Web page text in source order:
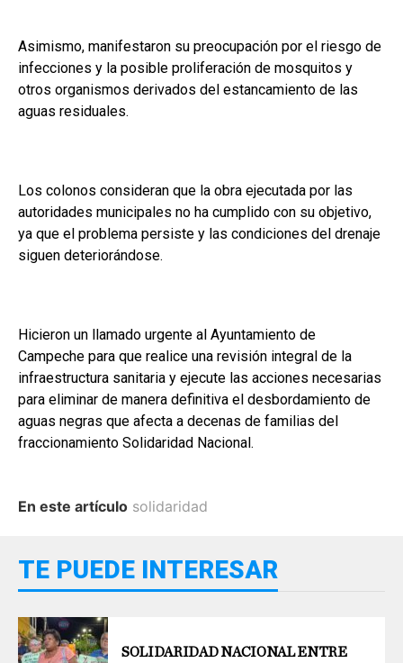
Asimismo, manifestaron su preocupación por el riesgo de
infecciones y la posible proliferación de mosquitos y
otros organismos derivados del estancamiento de las
aguas residuales.
Los colonos consideran que la obra ejecutada por las
autoridades municipales no ha cumplido con su objetivo,
ya que el problema persiste y las condiciones del drenaje
siguen deteriorándose.
Hicieron un llamado urgente al Ayuntamiento de
Campeche para que realice una revisión integral de la
infraestructura sanitaria y ejecute las acciones necesarias
para eliminar de manera definitiva el desbordamiento de
aguas negras que afecta a decenas de familias del
fraccionamiento Solidaridad Nacional.
En este artículo solidaridad
TE PUEDE INTERESAR
SOLIDARIDAD NACIONAL ENTRE